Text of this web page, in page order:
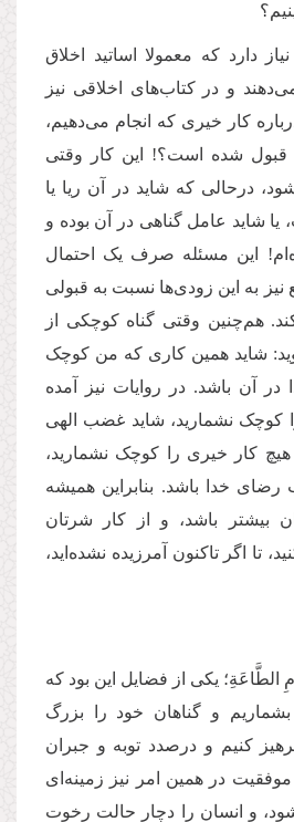
دارد که معمولا اساتید اخلاق
و در کتاب‌های اخلاقی نیز
کار خیری که انجام می‌د‌هیم،
قبول شده است؟! این کار وقتی
درحالی که شاید در آن ریا یا
یا شاید عامل گناهی در آن بوده و
این مسئله صرف یک احتمال
به این زودی‌ها نسبت به قبولی
هم‌چنین وقتی گناه کوچکی از
شاید همین کاری که من کوچک
آن باشد. در روایات نیز آمده
کوچک نشمارید، شاید غضب الهی
کار خیری را کوچک نشمارید،
خدا باشد. بنابراین همیشه
بیشتر باشد، و از کار شرتان
تا اگر تاکنون آمرزیده نشده‌اید،
الطَّاعَةِ؛ یکی از فضایل این بود که
و گناهان خود را بزرگ
کنیم و درصدد توبه و جبران
موفقیت در همین امر نیز زمینه‌ای
و انسان را دچار حالت رخوت